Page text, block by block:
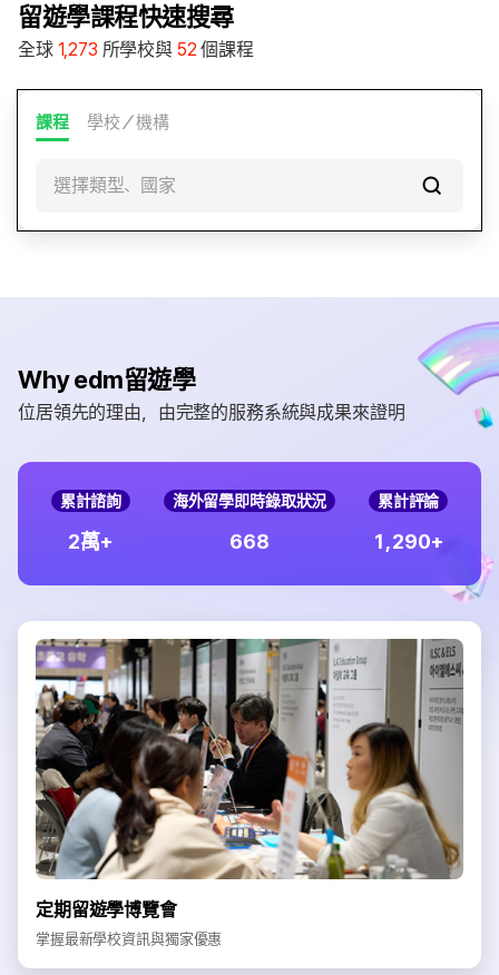
留遊學課程快速搜尋
全球 1,273 所學校與 52 個課程
課程 學校／機構
選擇類型、國家
Why edm留遊學
位居領先的理由，由完整的服務系統與成果來證明
累計諮詢
2萬+
海外留學即時錄取狀況
668
累計評論
1 290+
定期留遊學博覽會
掌握最新學校資訊與獨家優惠